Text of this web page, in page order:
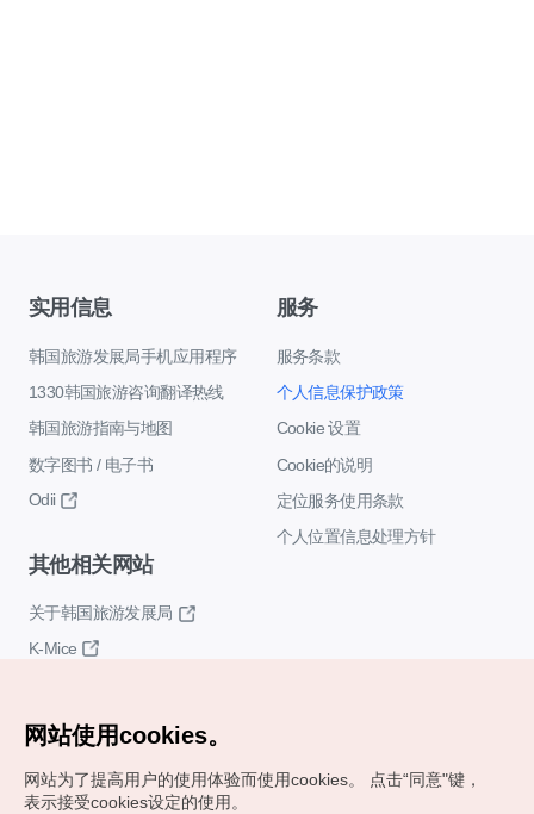
实用信息
韩国旅游发展局手机应用程序
1330韩国旅游咨询翻译热线
韩国旅游指南与地图
数字图书 / 电子书
Odii
服务
服务条款
个人信息保护政策
Cookie 设置
Cookie的说明
定位服务使用条款
个人位置信息处理方针
其他相关网站
关于韩国旅游发展局
K-Mice
网站使用cookies。
网站为了提高用户的使用体验而使用cookies。
点击“同意"键，
表示接受cookies设定的使用。